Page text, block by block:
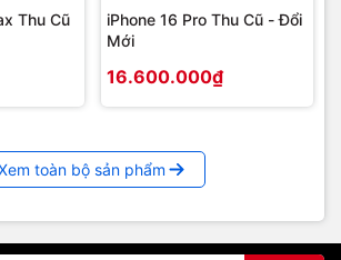
Thu Cũ
iPhone 16 Pro Thu Cũ - Đổi
Mới
16.600.000₫
toàn bộ sản phẩm